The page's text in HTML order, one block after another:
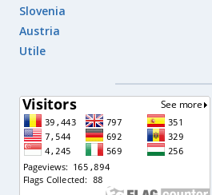
Slovenia
Austria
Utile